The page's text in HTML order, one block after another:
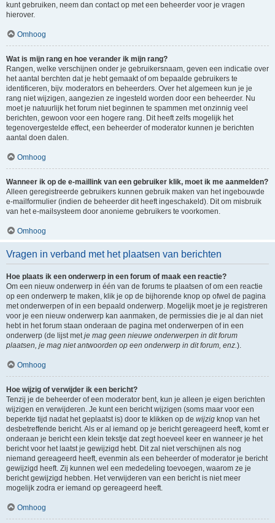
kunt gebruiken, neem dan contact op met een beheerder voor je vragen
hierover.
Omhoog
Wat is mijn rang en hoe verander ik mijn rang?
Rangen, welke verschijnen onder je gebruikersnaam, geven een indicatie over
het aantal berchten dat je hebt gemaakt of om bepaalde gebruikers te
identificeren, bijv. moderators en beheerders. Over het algemeen kun je je
rang niet wijzigen, aangezien ze ingesteld worden door een beheerder. Nu
moet je natuurlijk het forum niet beginnen te spammen met onzinnig veel
berichten, gewoon voor een hogere rang. Dit heeft zelfs mogelijk het
tegenovergestelde effect, een beheerder of moderator kunnen je berichten
aantal doen dalen.
Omhoog
Wanneer ik op de e-maillink van een gebruiker klik, moet ik me aanmelden?
Alleen geregistreerde gebruikers kunnen gebruik maken van het ingebouwde
e-mailformulier (indien de beheerder dit heeft ingeschakeld). Dit om misbruik
van het e-mailsysteem door anonieme gebruikers te voorkomen.
Omhoog
Vragen in verband met het plaatsen van berichten
Hoe plaats ik een onderwerp in een forum of maak een reactie?
Om een nieuw onderwerp in één van de forums te plaatsen of om een reactie
op een onderwerp te maken, klik je op de bijhorende knop op ofwel de pagina
met onderwerpen of in een bepaald onderwerp. Mogelijk moet je je registreren
voor je een nieuw onderwerp kan aanmaken, de permissies die je al dan niet
hebt in het forum staan onderaan de pagina met onderwerpen of in een
onderwerp (de lijst metje mag geen nieuwe onderwerpen in dit forum
plaatsen, je mag niet antwoorden op een onderwerp in dit forum, enz.).
Omhoog
Hoe wijzig of verwijder ik een bericht?
Tenzij je de beheerder of een moderator bent, kun je alleen je eigen berichten
wijzigen en verwijderen. Je kunt een bericht wijzigen (soms maar voor een
beperkte tijd nadat het geplaatst is) door te klikken op de wijzig knop van het
desbetreffende bericht. Als er al iemand op je bericht gereageerd heeft, komt er
onderaan je bericht een klein tekstje dat zegt hoeveel keer en wanneer je het
bericht voor het laatst je gewijzigd hebt. Dit zal niet verschijnen als nog
niemand gereageerd heeft, evenmin als een beheerder of moderator je bericht
gewijzigd heeft. Zij kunnen wel een mededeling toevoegen, waarom ze je
bericht gewijzigd hebben. Het verwijderen van een bericht is niet meer
mogelijk zodra er iemand op gereageerd heeft.
Omhoog